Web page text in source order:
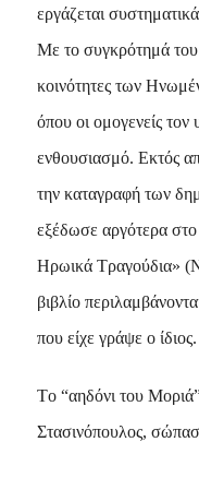
εργάζεται
Mε το συγκρότημά του
κοινότητες των
όπου οι ομογενείς
ενθουσιασμό. Eκτός
την καταγραφή των
εξέδωσε αργότερα
Hρωικά Tραγούδια»
βιβλίο
που είχε γράψε ο ίδιος.
Tο “αηδόνι του
Στασινόπουλος,